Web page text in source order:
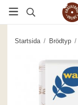
Startsida / Brödtyp /